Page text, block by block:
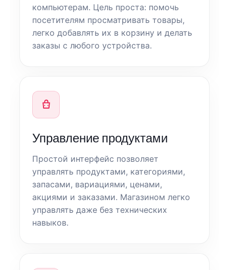
компьютерам. Цель проста: помочь
посетителям просматривать товары,
легко добавлять их в корзину и делать
заказы с любого устройства.
Управление продуктами
Простой интерфейс позволяет
управлять продуктами, категориями,
запасами, вариациями, ценами,
акциями и заказами. Магазином легко
управлять даже без технических
навыков.